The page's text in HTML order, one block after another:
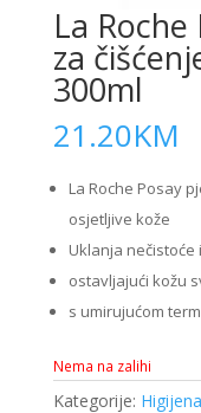
La
za
300ml
21.20KM
La Roche Posay
osjetljive kože
Uklanja nečistoće
ostavljajući kožu
s umirujućom
Nema na zalihi
Kategorije: